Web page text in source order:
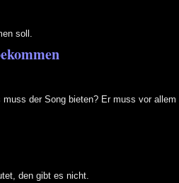
soll.
der Song bieten? Er muss vor
den gibt es nicht.